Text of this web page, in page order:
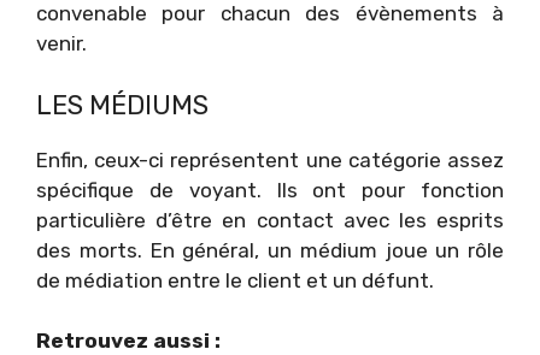
convenable pour chacun des évènements à
venir.
LES MÉDIUMS
Enfin, ceux-ci représentent une catégorie assez
spécifique de voyant. Ils ont pour fonction
particulière d’être en contact avec les esprits
des morts. En général, un médium joue un rôle
de médiation entre le client et un défunt.
Retrouvez aussi :